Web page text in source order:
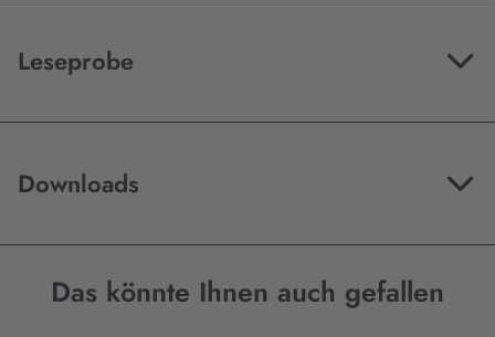
Leseprobe
Downloads
Das könnte Ihnen auch gefallen